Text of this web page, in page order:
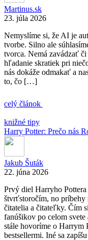
Martinus.sk
23. júla 2026
Nemyslíme si, že AI je
tvorbe. Silno ale
tvorca. Nemá zavádzať
hľadanie skratiek pri
nás dokáže odmakať a
to, čo […]
celý článok
knižné tipy
Harry Potter: Prečo nás
Jakub Šuták
22. júna 2026
Prvý diel Harryho
štvrťstoročím, no príbehy
čitatelia a čitateľky. Čím
fanúšikov po celom
stále hovoríme o Harrym
bestsellermi. Iné sa